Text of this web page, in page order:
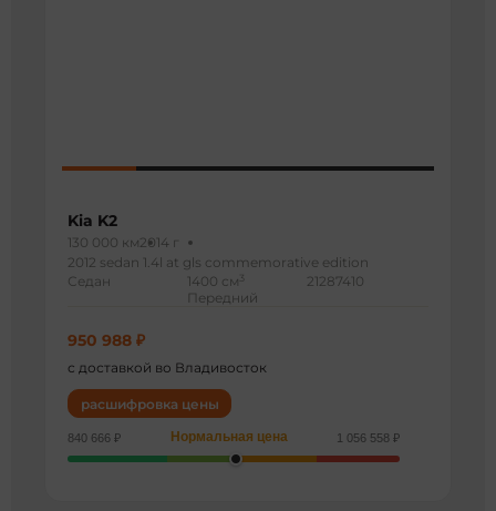
Kia K2
130 000 км2014 г
2012 sedan 1.4l at gls commemorative edition
Седан
1400 см 3
Передний
21287410
950 988 ₽
с доставкой во Владивосток
расшифровка цены
840 666 ₽ Нормальная цена 1 056 558 ₽